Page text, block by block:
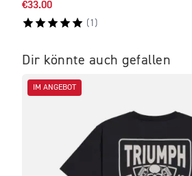
€33.00
( 1 )
Dir könnte auch gefallen
IM ANGEBOT